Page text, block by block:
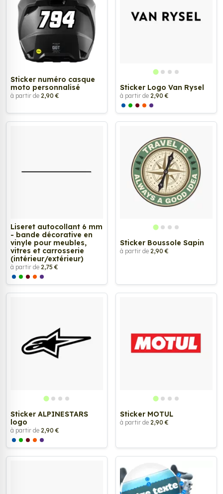
Sticker numéro casque
moto personnalisé
à partir de 2,90 €
Sticker Logo Van Rysel
à partir de 2,90 €
Liseret autocollant 6 mm
- bande décorative en
vinyle pour meubles,
vitres et carrosserie
(intérieur/extérieur)
à partir de 2,75 €
Sticker Boussole Sapin
à partir de 2,90 €
Sticker ALPINESTARS
logo
à partir de 2,90 €
Sticker MOTUL
à partir de 2,90 €